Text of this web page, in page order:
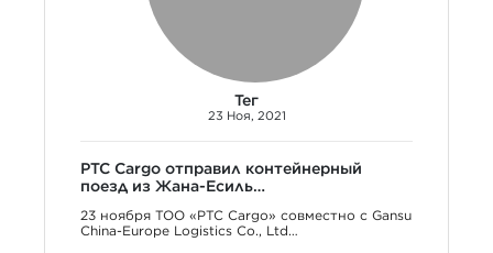
Тег
23 Ноя, 2021
PTC Cargo отправил контейнерный
поезд из Жана-Есиль…
23 ноября TOO «PTC Cargo» совместно с Gansu
China-Europe Logistics Co., Ltd…